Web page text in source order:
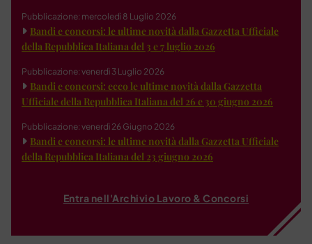
Pubblicazione: mercoledì 8 Luglio 2026
Bandi e concorsi: le ultime novità dalla Gazzetta Ufficiale
della Repubblica Italiana del 3 e 7 luglio 2026
Pubblicazione: venerdì 3 Luglio 2026
Bandi e concorsi: ecco le ultime novità dalla Gazzetta
Ufficiale della Repubblica Italiana del 26 e 30 giugno 2026
Pubblicazione: venerdì 26 Giugno 2026
Bandi e concorsi: le ultime novità dalla Gazzetta Ufficiale
della Repubblica Italiana del 23 giugno 2026
Entra nell'Archivio Lavoro & Concorsi